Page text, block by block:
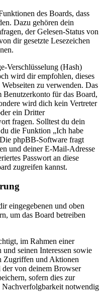
des Boards, dass
Dazu gehören dein
der Gelesen-Status von
dir gesetzte Lesezeichen
Verschlüsselung (Hash)
wird dir empfohlen, dieses
zu verwenden. Das
Benutzerkonto für das Board,
wird dich kein Vertreter
ein Dritter
fragen. Solltest du dein
die Funktion „Ich habe
phpBB-Software fragt
und deiner E-Mail-Adresse
Passwort an diese
zugreifen kannst.
eingegebenen und oben
um das Board betreiben
im Rahmen einer
seinen Interessen sowie
Zugriffen und Aktionen
der von deinem Browser
sofern dies zur
notwendig